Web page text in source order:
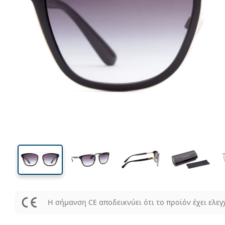
45 mm
Ύψος φακού Μήκος φακού
Μήκος
Η σήμανση CE αποδεικνύει ότι το προϊόν έχει